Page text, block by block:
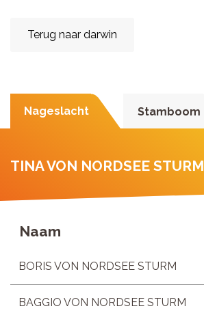
Terug naar darwin
Nageslacht Stamboom
TINA VON NORDSEE STURM
Naam
BORIS VON NORDSEE STURM
BAGGIO VON NORDSEE STURM